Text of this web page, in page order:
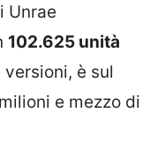
Unrae
102.625 unità
è sul
e mezzo di